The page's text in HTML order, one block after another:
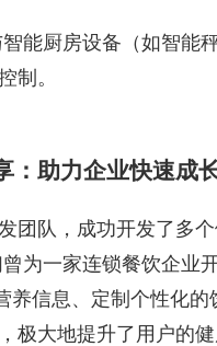
能厨房设备（如智能
制。
：助力企业快速成
团队，成功开发了多
为一家连锁餐饮企业
养信息、定制个性化
极大地提升了用户的